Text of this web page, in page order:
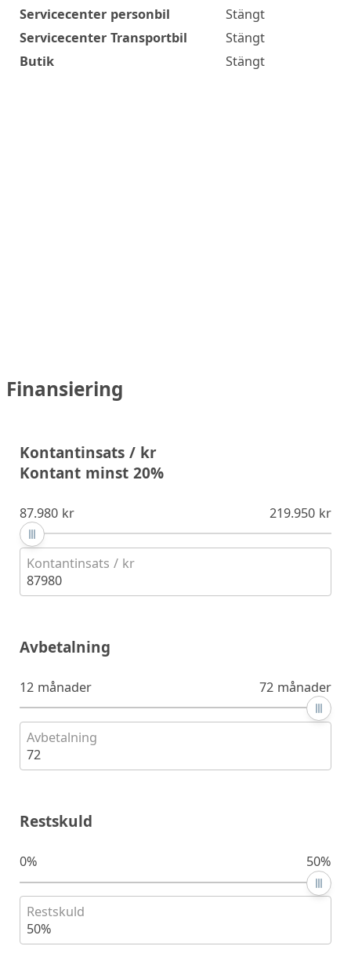
Servicecenter personbil
Stängt
Servicecenter Transportbil
Stängt
Butik
Stängt
Finansiering
Kontantinsats / kr
Kontant minst 20%
87.980 kr 219.950 kr
Kontantinsats / kr
87980
Avbetalning
12 månader 72 månader
Avbetalning
72
Restskuld
0% 50%
Restskuld
50%